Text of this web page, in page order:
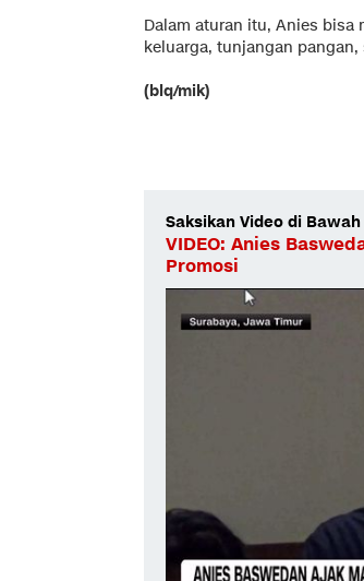
Dalam aturan itu, Anies
keluarga, tunjangan
(blq/mik)
Saksikan Video di Bawah
VIDEO: Anies
Promosi